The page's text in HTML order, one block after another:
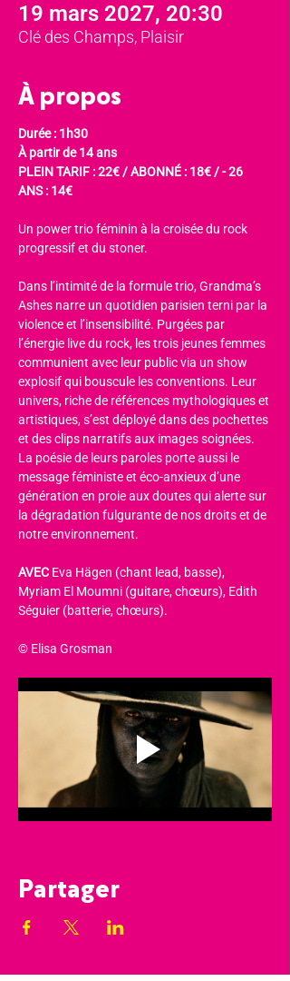
19 mars 2027, 20:30
Clé des Champs, Plaisir
À propos
Durée : 1h30
À partir de 14 ans
PLEIN TARIF : 22€ / ABONNÉ : 18€ / - 26
ANS : 14€
Un power trio féminin à la croisée du rock
progressif et du stoner.
Dans l’intimité de la formule trio, Grandma’s
Ashes narre un quotidien parisien terni par la
violence et l’insensibilité. Purgées par
l’énergie live du rock, les trois jeunes femmes
communient avec leur public via un show
explosif qui bouscule les conventions. Leur
univers, riche de références mythologiques et
artistiques, s’est déployé dans des pochettes
et des clips narratifs aux images soignées.
La poésie de leurs paroles porte aussi le
message féministe et éco-anxieux d’une
génération en proie aux doutes qui alerte sur
la dégradation fulgurante de nos droits et de
notre environnement.
AVEC Eva Hägen (chant lead, basse),
Myriam El Moumni (guitare, chœurs), Edith
Séguier (batterie, chœurs).
© Elisa Grosman
Partager